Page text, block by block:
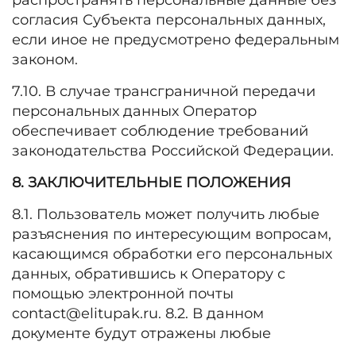
согласия Субъекта персональных данных,
если иное не предусмотрено федеральным
законом.
7.10. В случае трансграничной передачи
персональных данных Оператор
обеспечивает соблюдение требований
законодательства Российской Федерации.
8. ЗАКЛЮЧИТЕЛЬНЫЕ ПОЛОЖЕНИЯ
8.1. Пользователь может получить любые
разъяснения по интересующим вопросам,
касающимся обработки его персональных
данных, обратившись к Оператору с
помощью электронной почты
contact@elitupak.ru. 8.2. В данном
документе будут отражены любые